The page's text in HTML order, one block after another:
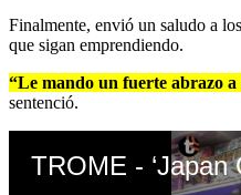
Finalmente, envió un saludo a
que sigan emprendiendo.
“Le mando un fuerte abrazo a
sentenció.